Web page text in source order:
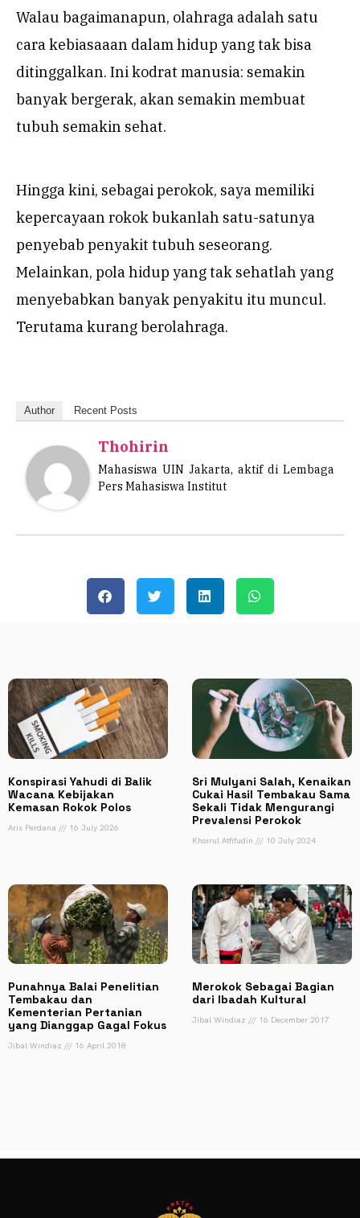
Walau bagaimanapun, olahraga adalah satu
cara kebiasaaan dalam hidup yang tak bisa
ditinggalkan. Ini kodrat manusia: semakin
banyak bergerak, akan semakin membuat
tubuh semakin sehat.
Hingga kini, sebagai perokok, saya memiliki
kepercayaan rokok bukanlah satu-satunya
penyebab penyakit tubuh seseorang.
Melainkan, pola hidup yang tak sehatlah yang
menyebabkan banyak penyakitu itu muncul.
Terutama kurang berolahraga.
Author Recent Posts
Thohirin
Mahasiswa UIN Jakarta, aktif di Lembaga
Pers Mahasiswa Institut
Konspirasi Yahudi di Balik
Wacana Kebijakan
Kemasan Rokok Polos
Aris Perdana 16 July 2026
Sri Mulyani Salah, Kenaikan
Cukai Hasil Tembakau Sama
Sekali Tidak Mengurangi
Prevalensi Perokok
Khoirul Atfifudin 10 July 2024
Punahnya Balai Penelitian
Tembakau dan
Kementerian Pertanian
yang Dianggap Gagal Fokus
Jibal Windiaz 16 April 2018
Merokok Sebagai Bagian
dari Ibadah Kultural
Jibal Windiaz 16 December 2017